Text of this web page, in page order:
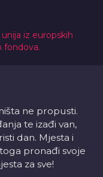
iz europskih
fondova.
ne propusti.
te izađi van,
dan. Mjesta i
pronađi svoje
za sve!